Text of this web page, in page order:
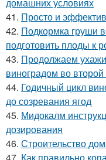
41. Просто и
42. Подкормка груши
подготовить плоды к
43. Продолжаем
виноградом во второй
44. Годичный цикл
до созревания ягод
45. Мидокалм
дозирования
46. Строительство
47. Как правильно